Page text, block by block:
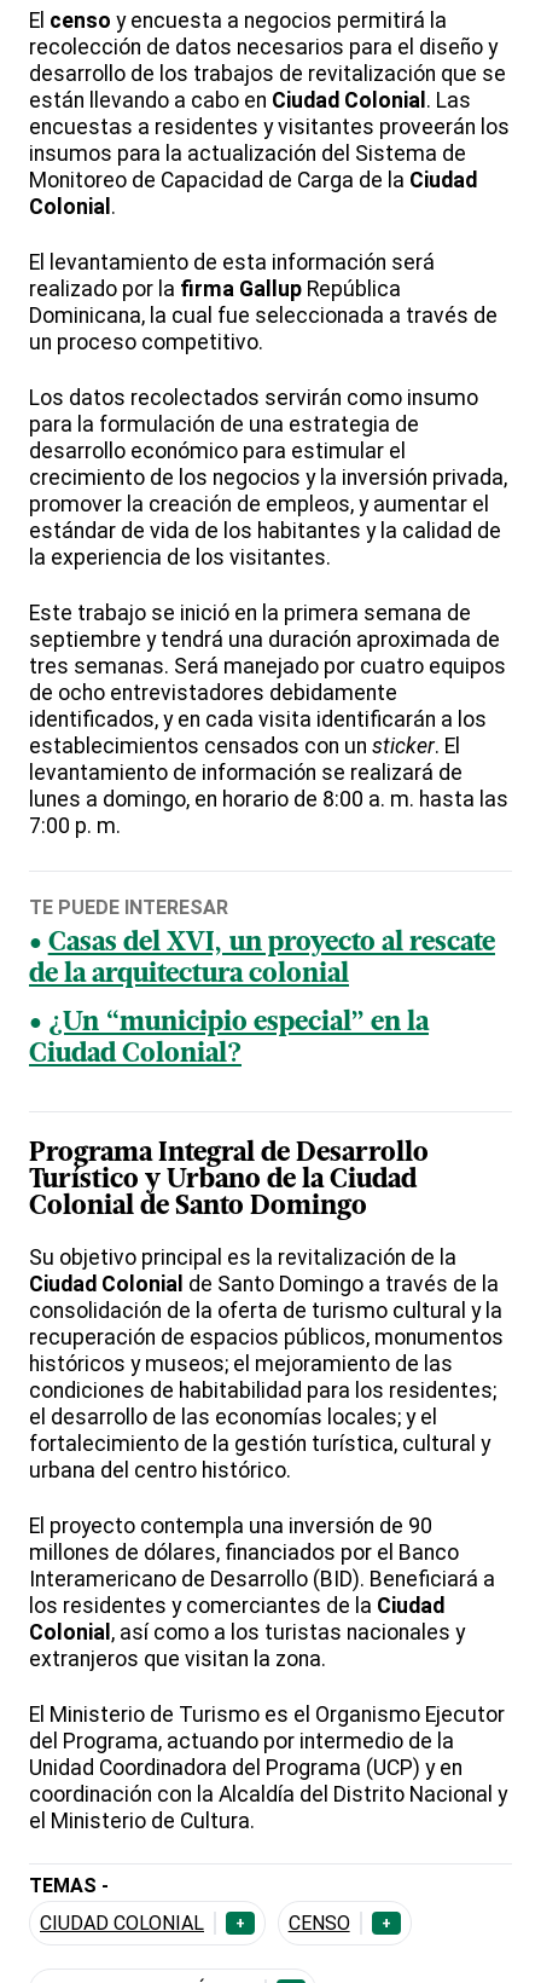
El censo y encuesta a negocios permitirá la
recolección de datos necesarios para el diseño y
desarrollo de los trabajos de revitalización que se
están llevando a cabo en Ciudad Colonial . Las
encuestas a residentes y visitantes proveerán los
insumos para la actualización del Sistema de
Monitoreo de Capacidad de Carga de la Ciudad
Colonial .
El levantamiento de esta información será
realizado por la firma Gallup República
Dominicana, la cual fue seleccionada a través de
un proceso competitivo.
Los datos recolectados servirán como insumo
para la formulación de una estrategia de
desarrollo económico para estimular el
crecimiento de los negocios y la inversión privada,
promover la creación de empleos, y aumentar el
estándar de vida de los habitantes y la calidad de
la experiencia de los visitantes.
Este trabajo se inició en la primera semana de
septiembre y tendrá una duración aproximada de
tres semanas. Será manejado por cuatro equipos
de ocho entrevistadores debidamente
identificados, y en cada visita identificarán a los
establecimientos censados con un sticker. El
levantamiento de información se realizará de
lunes a domingo, en horario de 8:00 a. m. hasta las
7:00 p. m.
TE PUEDE INTERESAR
Casas del XVI, un proyecto al rescate
de la arquitectura colonial
¿Un “municipio especial” en la
Ciudad Colonial?
Programa Integral de Desarrollo
Turístico y Urbano de la Ciudad
Colonial de Santo Domingo
Su objetivo principal es la revitalización de la
Ciudad Colonial de Santo Domingo a través de la
consolidación de la oferta de turismo cultural y la
recuperación de espacios públicos, monumentos
históricos y museos; el mejoramiento de las
condiciones de habitabilidad para los residentes;
el desarrollo de las economías locales; y el
fortalecimiento de la gestión turística, cultural y
urbana del centro histórico.
El proyecto contempla una inversión de 90
millones de dólares, financiados por el Banco
Interamericano de Desarrollo (BID). Beneficiará a
los residentes y comerciantes de la Ciudad
Colonial , así como a los turistas nacionales y
extranjeros que visitan la zona.
El Ministerio de Turismo es el Organismo Ejecutor
del Programa, actuando por intermedio de la
Unidad Coordinadora del Programa (UCP) y en
coordinación con la Alcaldía del Distrito Nacional y
el Ministerio de Cultura.
TEMAS -
CIUDAD COLONIAL
+ CENSO +